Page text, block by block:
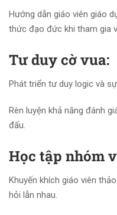
Hướng dẫn giáo viên giáo
thức đạo đức khi tham gia
Tư duy cờ vua:
Phát triển tư duy logic và
Rèn luyện khả năng đánh
đấu.
Học tập nhóm
Khuyến khích giáo viên
hỏi lẫn nhau.